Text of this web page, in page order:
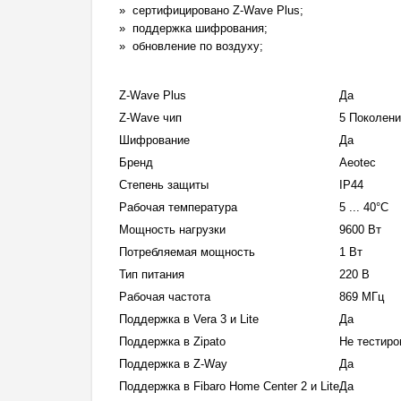
сертифицировано Z-Wave Plus;
поддержка шифрования;
обновление по воздуху;
Z-Wave Plus
Да
Z-Wave чип
5
Шифрование
Да
Бренд
Aeotec
Степень защиты
IP44
Рабочая температура
5 ... 40°C
Мощность нагрузки
9600 Вт
Потребляемая мощность
1 Вт
Тип питания
220 В
Рабочая частота
869 МГц
Поддержка в Vera 3 и Lite
Да
Поддержка в Zipato
Не
Поддержка в Z-Way
Да
Поддержка в Fibaro Home Center 2 и LiteДа